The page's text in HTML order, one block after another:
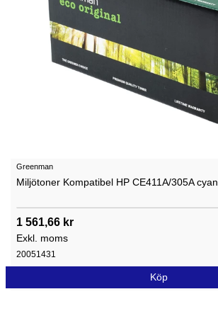
Greenman
Miljötoner Kompatibel HP CE411A/305A cyan
1 561,66 kr
Exkl. moms
20051431
Köp